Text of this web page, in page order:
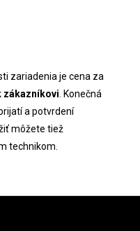
zariadenia je cena za
zákazníkovi . Konečná
a potvrdení
môžete tiež
technikom.